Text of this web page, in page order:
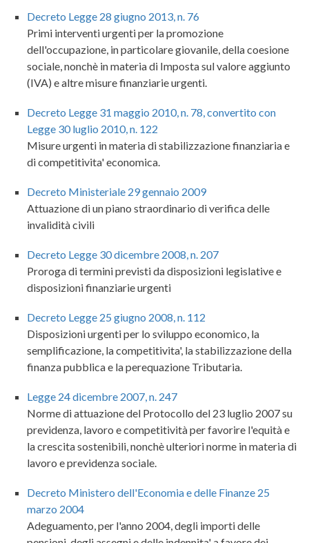
Decreto Legge 28 giugno 2013, n. 76
Primi interventi urgenti per la promozione
dell'occupazione, in particolare giovanile, della coesione
sociale, nonchè in materia di Imposta sul valore aggiunto
(IVA) e altre misure finanziarie urgenti.
Decreto Legge 31 maggio 2010, n. 78, convertito con
Legge 30 luglio 2010, n. 122
Misure urgenti in materia di stabilizzazione finanziaria e
di competitivita' economica.
Decreto Ministeriale 29 gennaio 2009
Attuazione di un piano straordinario di verifica delle
invalidità civili
Decreto Legge 30 dicembre 2008, n. 207
Proroga di termini previsti da disposizioni legislative e
disposizioni finanziarie urgenti
Decreto Legge 25 giugno 2008, n. 112
Disposizioni urgenti per lo sviluppo economico, la
semplificazione, la competitivita', la stabilizzazione della
finanza pubblica e la perequazione Tributaria.
Legge 24 dicembre 2007, n. 247
Norme di attuazione del Protocollo del 23 luglio 2007 su
previdenza, lavoro e competitività per favorire l'equità e
la crescita sostenibili, nonchè ulteriori norme in materia di
lavoro e previdenza sociale.
Decreto Ministero dell'Economia e delle Finanze 25
marzo 2004
Adeguamento, per l'anno 2004, degli importi delle